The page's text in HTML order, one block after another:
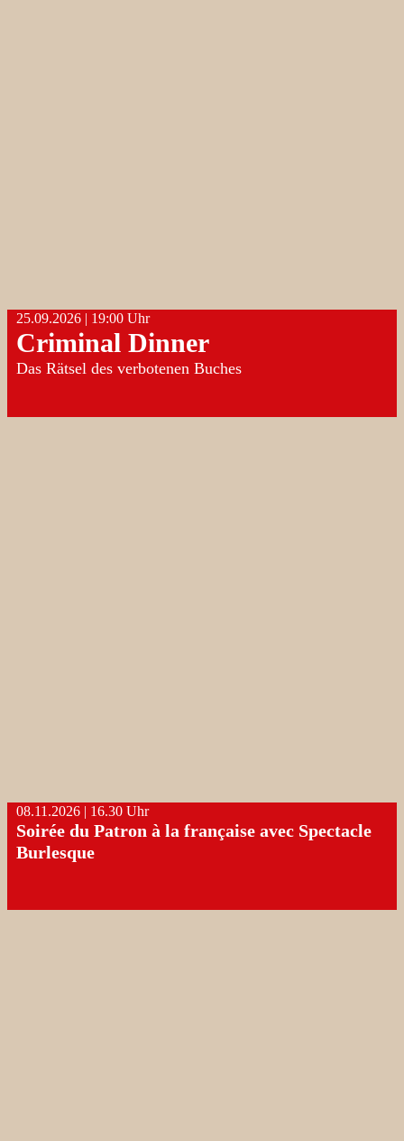
25.09.2026 | 19:00 Uhr
Criminal Dinner
Das Rätsel des verbotenen Buches
08.11.2026 | ​16.30 Uhr
Soirée du Patron à la française avec Spectacle
Burlesque